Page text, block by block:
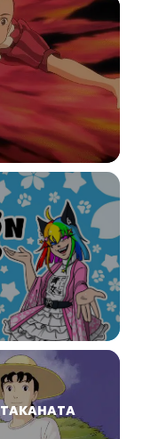
TAKAHATA